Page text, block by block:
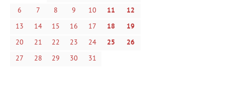
6
7 8 9 10 11
12
13
14 15 16 17 18
19
20
21 22 23 24 25
26
27
28 29 30 31